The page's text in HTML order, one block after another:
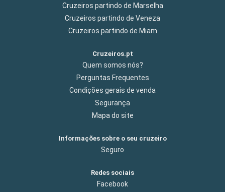
Cruzeiros partindo de Marselha
Cruzeiros partindo de Veneza
Cruzeiros partindo de Miam
Cruzeiros.pt
Quem somos nós?
Perguntas Frequentes
Condições gerais de venda
Segurança
Mapa do site
Informações sobre o seu cruzeiro
Seguro
Redes sociais
Facebook